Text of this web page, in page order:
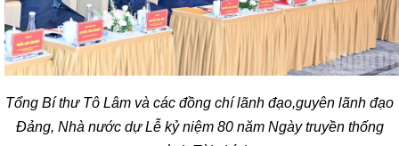
Tổng Bí thư Tô Lâm và các đồng chí lãnh đạo,guyên lãnh đạo
Đảng, Nhà nước dự Lễ kỷ niệm 80 năm Ngày truyền thống